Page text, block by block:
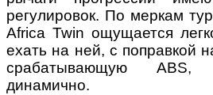
регулировок. По меркам
Africa Twin ощущается
ехать на ней, с поправкой
срабатывающую
динамично.